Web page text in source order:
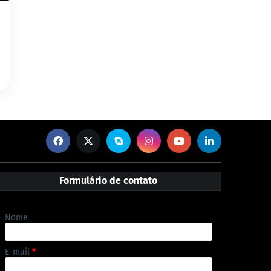
Formulário de contato
Nome
E-mail *